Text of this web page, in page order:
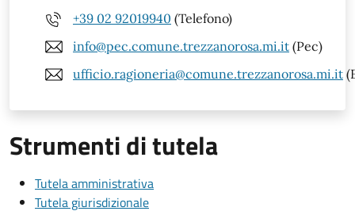
+39 02 92019940 (Telefono)
info@pec.comune.trezzanorosa.mi.it (Pec)
ufficio.ragioneria@comune.trezzanorosa.mi.it
Strumenti di tutela
Tutela amministrativa
Tutela giurisdizionale